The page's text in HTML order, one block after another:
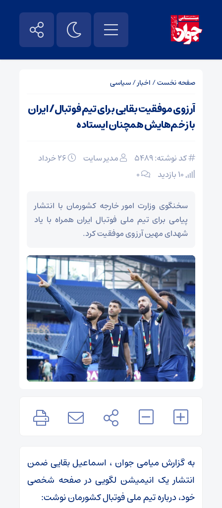
صفحه نخست/ اخبار/سیاسی
آرزوی موفقیت بقایی برای تیم فوتبال/ ایران
با زخم‌هایش همچنان ایستاده
کد نوشته: 5489 مدیر سایت
۰
سخنگوی وزارت امور خارجه کشورمان با انتشار
پیامی برای تیم ملی فوتبال ایران همراه با یاد
شهدای مهین آرزوی موفقیت کرد.
به گزارش میامی جوان ، اسماعیل بقایی ضمن
انتشار یک انیمیشن لگویی در صفحه شخصی
خود، درباره تیم ملی فوتبال کشورمان نوشت: